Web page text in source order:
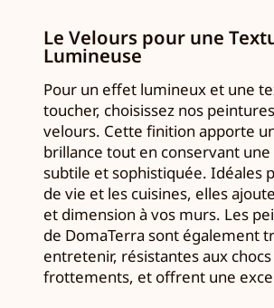
Le Velours pour une
Lumineuse
Pour un effet lumineux et une
toucher, choisissez nos
velours. Cette finition apporte
brillance tout en conservant
subtile et sophistiquée. Idéales
de vie et les cuisines, elles
et dimension à vos murs. Les
de DomaTerra sont également
entretenir, résistantes aux
frottements, et offrent une